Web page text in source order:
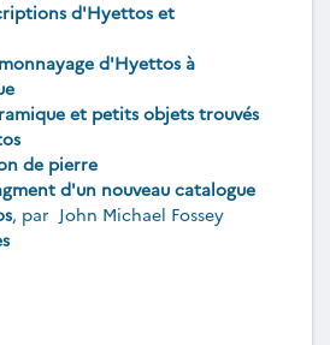
d'Hyettos et
d'Hyettos à
et petits objets trouvés
de pierre
d'un nouveau catalogue
, par John Michael Fossey